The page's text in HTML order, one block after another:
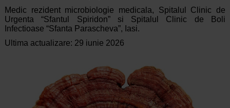
Medic rezident microbiologie medicala, Spitalul Clinic de
Urgenta “Sfantul Spiridon” si Spitalul Clinic de Boli
Infectioase “Sfanta Parascheva”, Iasi.
Ultima actualizare: 29 iunie 2026